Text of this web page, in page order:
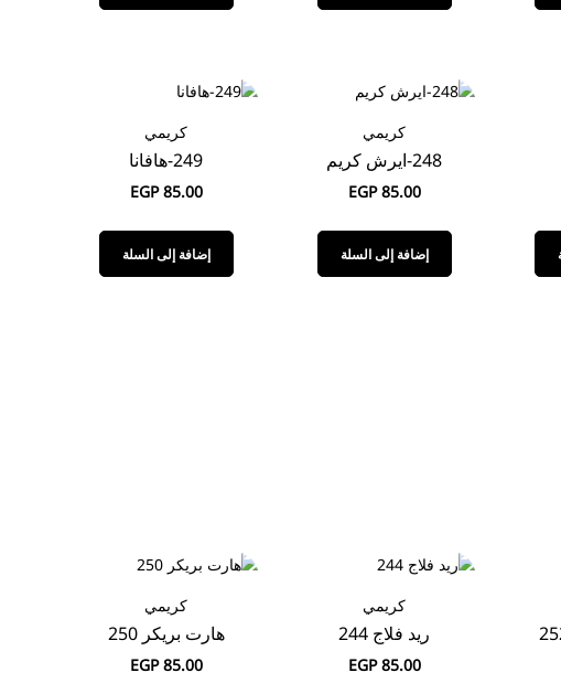
كريمي
248-ايرش كريم
EGP85.00
إضافة إلى السلة
كريمي
249-هافانا
EGP85.00
إضافة إلى السلة
كريمي
ريد فلاج 244
EGP85.00
كريمي
هارت بريكر 250
EGP85.00